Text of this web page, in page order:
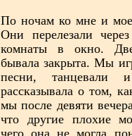
По ночам ко мне и
Они перелезали
комнаты в окно.
бывала закрыта. Мы
песни,
рассказывала о том,
мы после девяти
что другие плохие
чего она не могла